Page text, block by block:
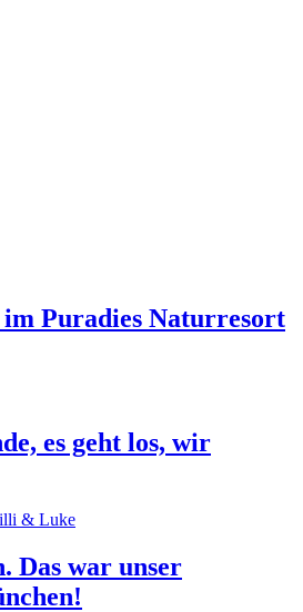
Puradies Naturresort
es geht los, wir
Das war unser